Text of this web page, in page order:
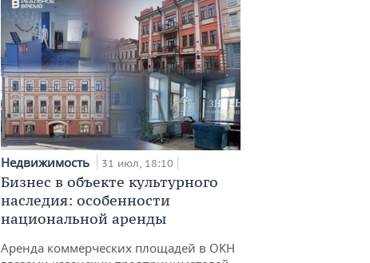
Недвижимость 31 июл, 18:10
Бизнес в объекте культурного
наследия: особенности
национальной аренды
Аренда коммерческих площадей в ОКН